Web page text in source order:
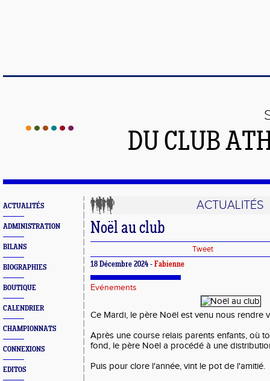
DU CLUB
ACTUALITÉS
ADMINISTRATION
BILANS
BIOGRAPHIES
BOUTIQUE
CALENDRIER
CHAMPIONNATS
CONNEXIONS
EDITOS
ACTUALITÉS
Noël au club
Tweet
18 Décembre 2024 - Fabienne
Evénements
Ce Mardi, le père Noël est venu nous rendre
Après une course relais parents enfants, où
fond, le père Noël a procédé à une
Puis pour clore l'année, vint le pot de l'amitié.